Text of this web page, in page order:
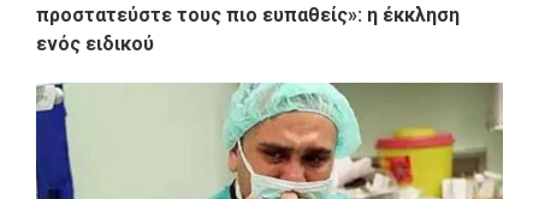
προστατεύστε τους πιο ευπαθείς»: η έκκληση
ενός ειδικού